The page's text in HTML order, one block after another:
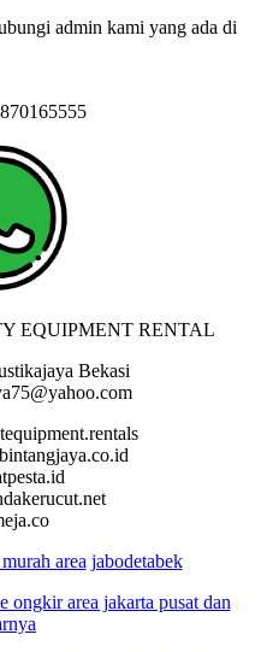
admin kami yang ada di
EQUIPMENT RENTAL
Bekasi
area jabodetabek
ongkir area jakarta pusat dan